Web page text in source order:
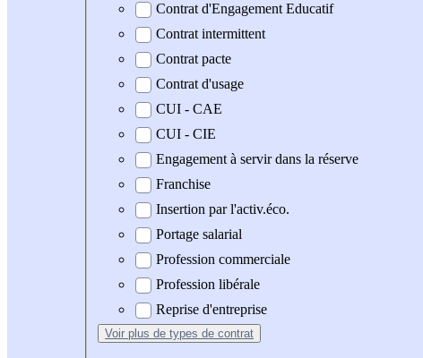
Contrat d'Engagement Educatif
Contrat intermittent
Contrat pacte
Contrat d'usage
CUI - CAE
CUI - CIE
Engagement à servir dans la réserve
Franchise
Insertion par l'activ.éco.
Portage salarial
Profession commerciale
Profession libérale
Reprise d'entreprise
Voir plus de types de contrat